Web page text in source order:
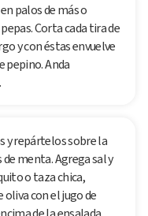
palos de más o
Corta cada tira de
y con éstas envuelve
pepino. Anda
y repártelos sobre la
menta. Agrega sal y
o taza chica,
oliva con el jugo de